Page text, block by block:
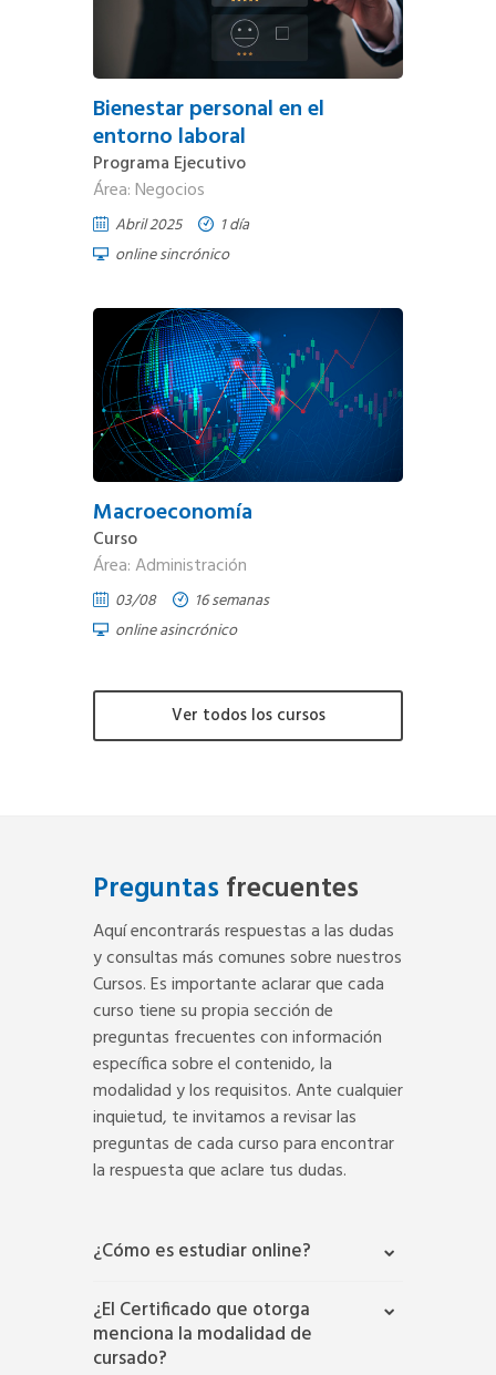
Bienestar personal en el
entorno laboral
Programa Ejecutivo
Área: Negocios
Abril 2025
1 día
online sincrónico
Macroeconomía
Curso
Área: Administración
03/08
16 semanas
online asincrónico
Ver todos los cursos
Preguntas frecuentes
Aquí encontrarás respuestas a las dudas
y consultas más comunes sobre nuestros
Cursos. Es importante aclarar que cada
curso tiene su propia sección de
preguntas frecuentes con información
específica sobre el contenido, la
modalidad y los requisitos. Ante cualquier
inquietud, te invitamos a revisar las
preguntas de cada curso para encontrar
la respuesta que aclare tus dudas.
¿Cómo es estudiar online?
¿El Certificado que otorga
menciona la modalidad de
cursado?